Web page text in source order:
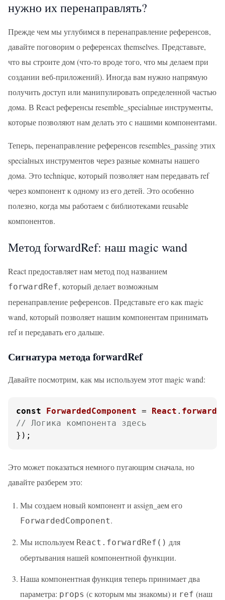
нужно их перенаправлять?
Прежде чем мы углубимся в перенаправление референсов,
давайте поговорим о референсах themselves. Представьте,
что вы строите дом (что-то вроде того, что мы делаем при
создании веб-приложений). Иногда вам нужно напрямую
получить доступ или манипулировать определенной частью
дома. В React референсы resemble_specialные инструменты,
которые позволяют нам делать это с нашими компонентами.
Теперь, перенаправление референсов resembles_passing этих
specialных инструментов через разные комнаты нашего
дома. Это technique, который позволяет нам передавать ref
через компонент к одному из его детей. Это особенно
полезно, когда мы работаем с библиотеками reusable
компонентов.
Метод forwardRef: наш magic wand
React предоставляет нам метод под названием
forwardRef, который делает возможным
перенаправление референсов. Представьте его как magic
wand, который позволяет нашим компонентам принимать
ref и передавать его дальше.
Сигнатура метода forwardRef
Давайте посмотрим, как мы используем этот magic wand:
const ForwardedComponent = React .
// Логика компонента здесь
});
Это может показаться немного пугающим сначала, но
давайте разберем это:
Мы создаем новый компонент и assign_аем его
ForwardedComponent.
Мы используем React.forwardRef() для
обертывания нашей компонентной функции.
Наша компонентная функция теперь принимает два
параметра: props (с которым мы знакомы) и ref (наш